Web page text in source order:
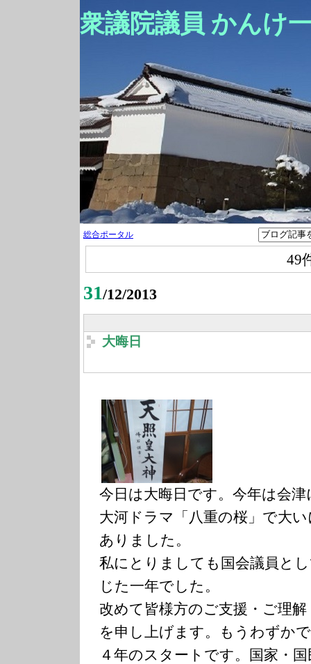
衆議院議員 かんけ
総合ポータル
49
31/12/2013
大晦日
今日は大晦日です。今年は会
大河ドラマ「八重の桜」で大
ありました。
私にとりましても国会議員と
じた一年でした。
改めて皆様方のご支援・ご理
を申し上げます。もうわずか
４年のスタートです。国家・